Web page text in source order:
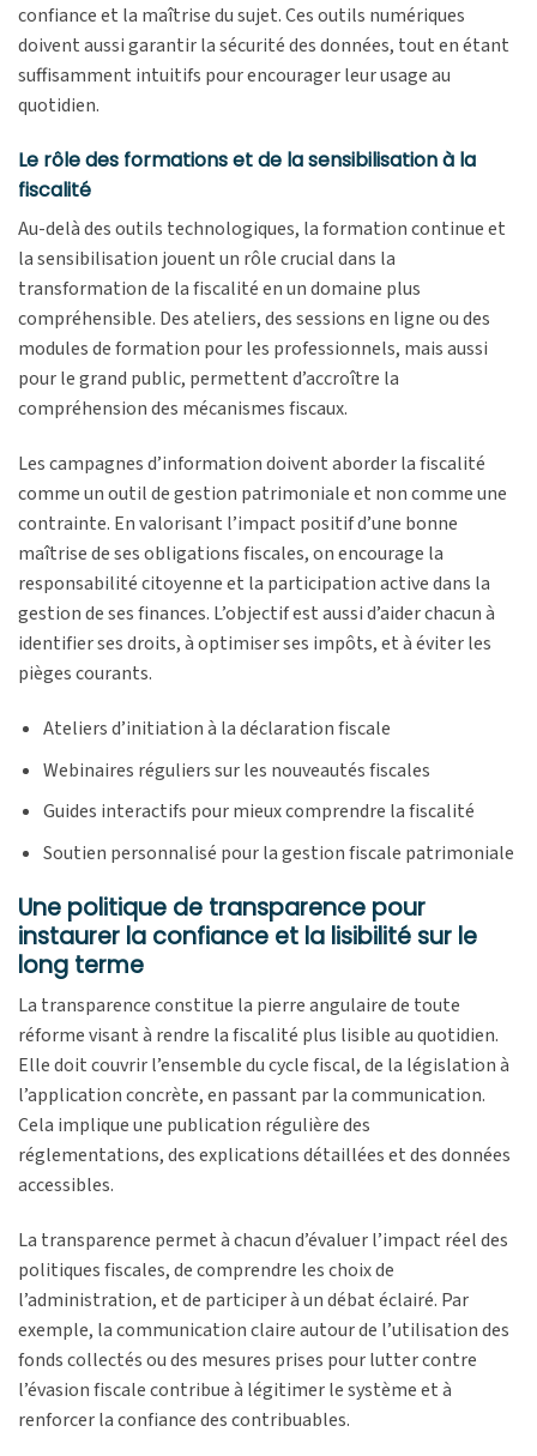
confiance et la maîtrise du sujet. Ces outils numériques
doivent aussi garantir la sécurité des données, tout en étant
suffisamment intuitifs pour encourager leur usage au
quotidien.
Le rôle des formations et de la sensibilisation à la
fiscalité
Au-delà des outils technologiques, la formation continue et
la sensibilisation jouent un rôle crucial dans la
transformation de la fiscalité en un domaine plus
compréhensible. Des ateliers, des sessions en ligne ou des
modules de formation pour les professionnels, mais aussi
pour le grand public, permettent d’accroître la
compréhension des mécanismes fiscaux.
Les campagnes d’information doivent aborder la fiscalité
comme un outil de gestion patrimoniale et non comme une
contrainte. En valorisant l’impact positif d’une bonne
maîtrise de ses obligations fiscales, on encourage la
responsabilité citoyenne et la participation active dans la
gestion de ses finances. L’objectif est aussi d’aider chacun à
identifier ses droits, à optimiser ses impôts, et à éviter les
pièges courants.
Ateliers d’initiation à la déclaration fiscale
Webinaires réguliers sur les nouveautés fiscales
Guides interactifs pour mieux comprendre la fiscalité
Soutien personnalisé pour la gestion fiscale patrimoniale
Une politique de transparence pour
instaurer la confiance et la lisibilité sur le
long terme
La transparence constitue la pierre angulaire de toute
réforme visant à rendre la fiscalité plus lisible au quotidien.
Elle doit couvrir l’ensemble du cycle fiscal, de la législation à
l’application concrète, en passant par la communication.
Cela implique une publication régulière des
réglementations, des explications détaillées et des données
accessibles.
La transparence permet à chacun d’évaluer l’impact réel des
politiques fiscales, de comprendre les choix de
l’administration, et de participer à un débat éclairé. Par
exemple, la communication claire autour de l’utilisation des
fonds collectés ou des mesures prises pour lutter contre
l’évasion fiscale contribue à légitimer le système et à
renforcer la confiance des contribuables.